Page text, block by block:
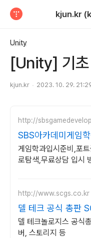
kjun.kr
Unity
[Unity] 기초
kjun.kr 2023. 10. 29.
http://
SBS아카데미게임
준비 전략
게임학과입시준비,포
로탐색,무료상담 입시
http://www.scgs.co.kr
델 테크 공식 총판
델 테크놀로지스 공식
버, 스토리지 등